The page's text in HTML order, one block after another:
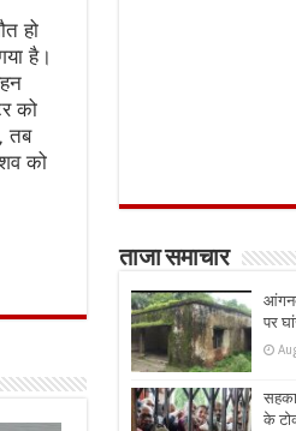
हो
है।
को
तब
को
ताजा समाचार
पर
के